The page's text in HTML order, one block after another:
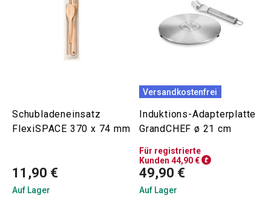
Schubladeneinsatz
FlexiSPACE 370 x 74 mm
11,90 €
Auf Lager
Versandkostenfrei
Induktions-Adapterplatte
GrandCHEF ø 21 cm
Für registrierte
Kunden 44,90 €
49,90 €
Auf Lager